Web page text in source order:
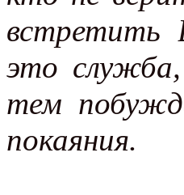
встретить
это
тем
покаяния.